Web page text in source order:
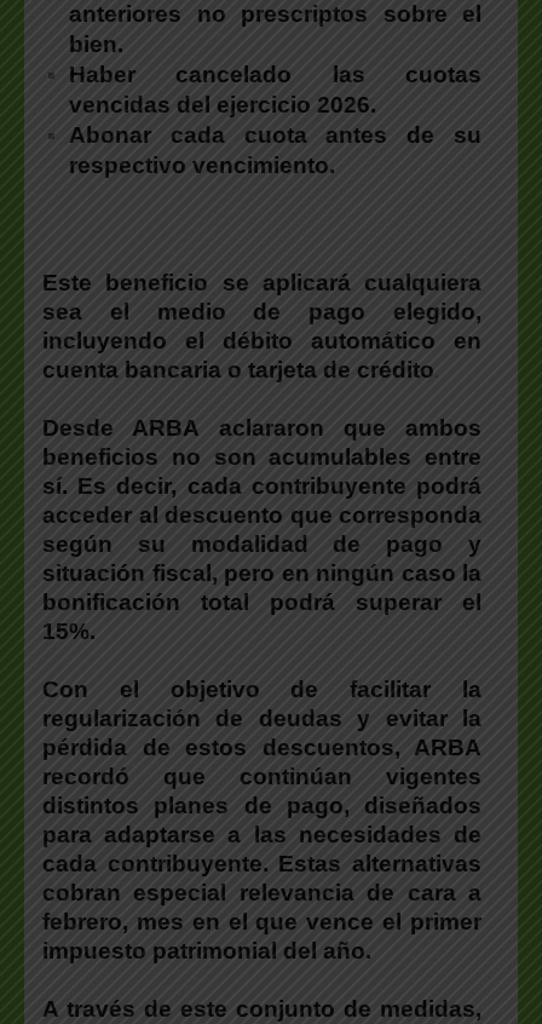
anteriores no prescriptos sobre el
bien.
Haber cancelado las cuotas
vencidas del ejercicio 2026.
Abonar cada cuota antes de su
respectivo vencimiento.
Este beneficio se aplicará cualquiera
sea el medio de pago elegido,
incluyendo el débito automático en
cuenta bancaria o tarjeta de crédito.
Desde ARBA aclararon que ambos
beneficios no son acumulables entre
sí. Es decir, cada contribuyente podrá
acceder al descuento que corresponda
según su modalidad de pago y
situación fiscal, pero en ningún caso la
bonificación total podrá superar el
15%.
Con el objetivo de facilitar la
regularización de deudas y evitar la
pérdida de estos descuentos, ARBA
recordó que continúan vigentes
distintos planes de pago, diseñados
para adaptarse a las necesidades de
cada contribuyente. Estas alternativas
cobran especial relevancia de cara a
febrero, mes en el que vence el primer
impuesto patrimonial del año.
A través de este conjunto de medidas,